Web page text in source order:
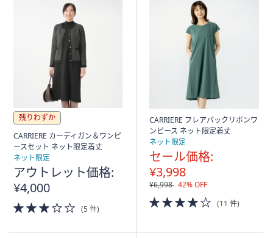
残りわずか
CARRIERE カーディガン＆ワンピ
ースセット ネット限定着丈
ネット限定
アウトレット価格:
¥4,000
3.0
of
(5 件)
CARRIERE フレアバックリボンワ
ンピース ネット限定着丈
ネット限定
セール価格:
¥3,998
¥6,998 42% OFF
4.0
of
Stars
(11 件)